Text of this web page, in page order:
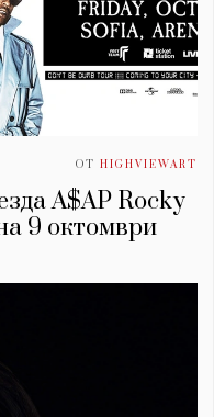
ОТ HIGHVIEWART
A$AP Rocky
9 октомври